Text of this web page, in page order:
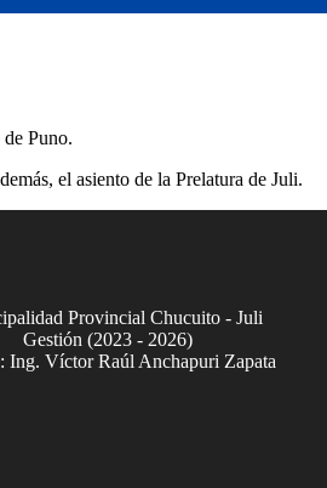
Puno.
el asiento de la Prelatura de Juli.
Provincial Chucuito - Juli
Gestión (2023 - 2026)
Ing. Víctor Raúl Anchapuri Zapata